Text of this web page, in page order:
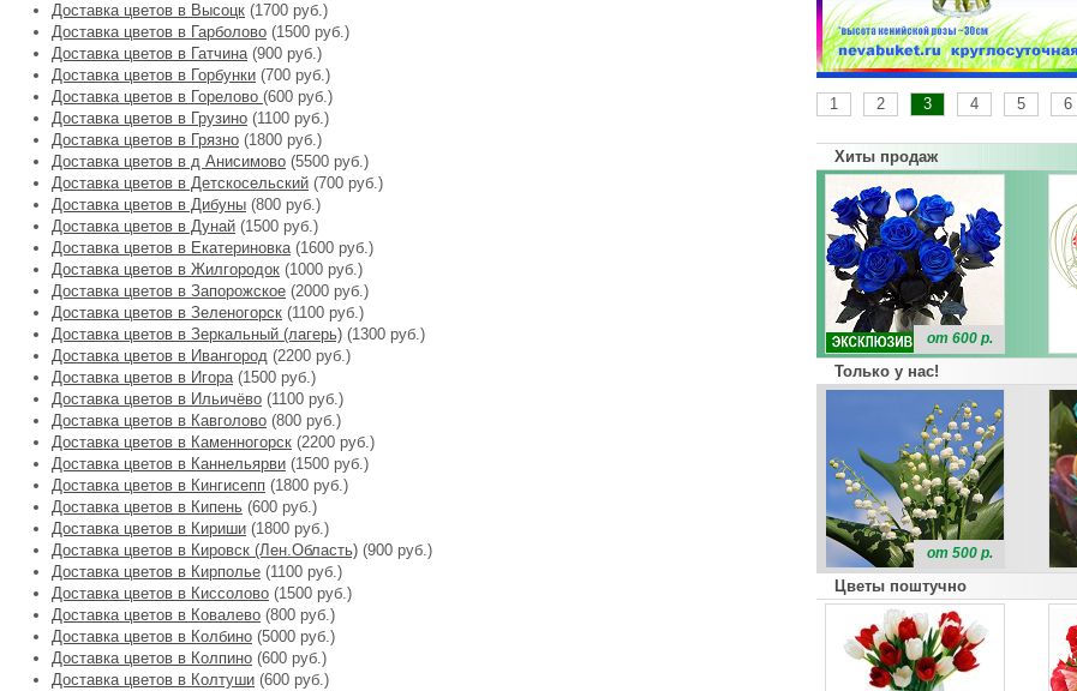
Доставка цветов в Высоцк (1700 руб.)
Доставка цветов в Гарболово (1500 руб.)
Доставка цветов в Гатчина(900 руб.)
Доставка цветов в Горбунки (700 руб.)
Доставка цветов в Горелово (600 руб.)
Доставка цветов в Грузино (1100 руб.)
Доставка цветов в Грязно (1800 руб.)
Доставка цветов в д Анисимово (5500 руб.)
Доставка цветов в Детскосельский (700 руб.)
Доставка цветов в Дибуны (800 руб.)
Доставка цветов в Дунай (1500 руб.)
Доставка цветов в Екатериновка(1600 руб.)
Доставка цветов в Жилгородок (1000 руб.)
Доставка цветов в Запорожское (2000 руб.)
Доставка цветов в Зеленогорск (1100 руб.)
Доставка цветов в Зеркальный (лагерь) (1300 руб.)
Доставка цветов в Ивангород (2200 руб.)
Доставка цветов в Игора(1500 руб.)
Доставка цветов в Ильичёво (1100 руб.)
Доставка цветов в Кавголово (800 руб.)
Доставка цветов в Каменногорск (2200 руб.)
Доставка цветов в Каннельярви (1500 руб.)
Доставка цветов в Кингисепп (1800 руб.)
Доставка цветов в Кипень (600 руб.)
Доставка цветов в Кириши (1800 руб.)
Доставка цветов в Кировск (Лен.Область) (900 руб.)
Доставка цветов в Кирполье (1100 руб.)
Доставка цветов в Киссолово (1500 руб.)
Доставка цветов в Ковалево (800 руб.)
Доставка цветов в Колбино (5000 руб.)
Доставка цветов в Колпино (600 руб.)
Доставка цветов в Колтуши (600 руб.)
1 2 3 4 5 6
Хиты продаж
от 600 р.
Только у нас!
от 500 р.
Цветы поштучно